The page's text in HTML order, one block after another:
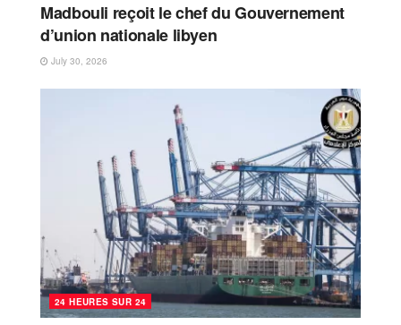
Madbouli reçoit le chef du Gouvernement
d’union nationale libyen
July 30, 2026
24 HEURES SUR 24